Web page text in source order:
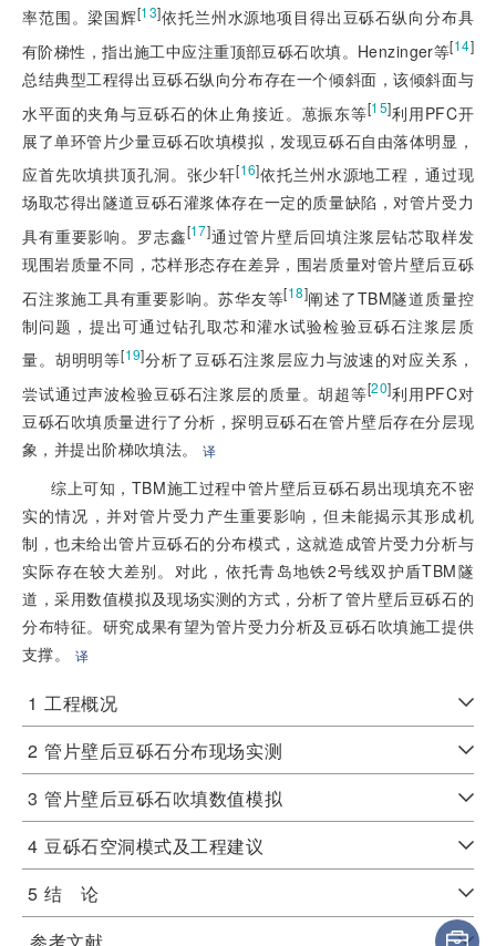
率范围。梁国辉[13]依托兰州水源地项目得出豆砾石纵向分布具
有阶梯性，指出施工中应注重顶部豆砾石吹填。Henzinger等[14]
总结典型工程得出豆砾石纵向分布存在一个倾斜面，该倾斜面与
水平面的夹角与豆砾石的休止角接近。葸振东等[15]利用PFC开
展了单环管片少量豆砾石吹填模拟，发现豆砾石自由落体明显，
应首先吹填拱顶孔洞。张少轩[16]依托兰州水源地工程，通过现
场取芯得出隧道豆砾石灌浆体存在一定的质量缺陷，对管片受力
具有重要影响。罗志鑫[17]通过管片壁后回填注浆层钻芯取样发
现围岩质量不同，芯样形态存在差异，围岩质量对管片壁后豆砾
石注浆施工具有重要影响。苏华友等[18]阐述了TBM隧道质量控
制问题，提出可通过钻孔取芯和灌水试验检验豆砾石注浆层质
量。胡明明等[19]分析了豆砾石注浆层应力与波速的对应关系，
尝试通过声波检验豆砾石注浆层的质量。胡超等[20]利用PFC对
豆砾石吹填质量进行了分析，探明豆砾石在管片壁后存在分层现
象，并提出阶梯吹填法。
译
综上可知，TBM施工过程中管片壁后豆砾石易出现填充不密
实的情况，并对管片受力产生重要影响，但未能揭示其形成机
制，也未给出管片豆砾石的分布模式，这就造成管片受力分析与
实际存在较大差别。对此，依托青岛地铁2号线双护盾TBM隧
道，采用数值模拟及现场实测的方式，分析了管片壁后豆砾石的
分布特征。研究成果有望为管片受力分析及豆砾石吹填施工提供
支撑。
译
1 工程概况
2 管片壁后豆砾石分布现场实测
3 管片壁后豆砾石吹填数值模拟
4 豆砾石空洞模式及工程建议
5 结 论
参考文献